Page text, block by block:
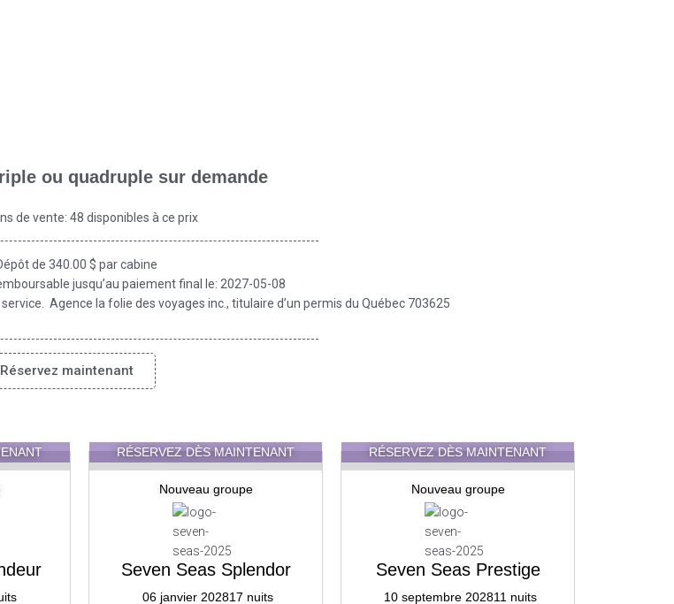
ou quadruple sur demande
de vente: 48 disponibles à ce prix
de 340.00 $ par cabine
jusqu’au paiement final le: 2027-05-08
Agence la folie des voyages inc., titulaire d’un permis du Québec 703625
Réservez maintenant
RÉSERVEZ DÈS MAINTENANT
Nouveau groupe
Seven Seas Splendor
06 janvier 202817 nuits
RÉSERVEZ DÈS MAINTENANT
Nouveau groupe
Seven Seas Prestige
10 septembre 202811 nuits